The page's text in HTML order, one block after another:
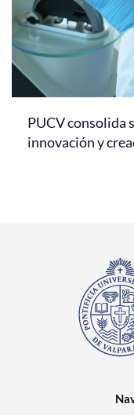
PUCV consolida
innovación y